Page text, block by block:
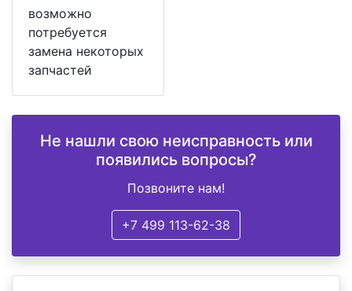
возможно
потребуется
замена некоторых
запчастей
Не нашли свою неисправность или
появились вопросы?
Позвоните нам!
+7 499 113-62-38